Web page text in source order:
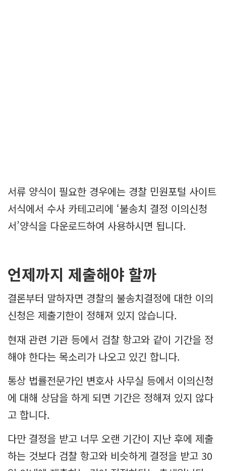
서류 양식이 필요한 경우에는 경찰 민원포털 사이트
서식에서 수사 카테고리에 ‘불송치 결정 이의신청
서’양식을 다운로드하여 사용하시면 됩니다.
언제까지 제출해야 할까
결론부터 말하자면 경찰의 불송치결정에 대한 이의
신청은 제출기한이 정해져 있지 않습니다.
현재 관련 기관 등에서 검찰 항고와 같이 기간을 정
해야 한다는 목소리가 나오고 있긴 합니다.
통상 법률전문가인 변호사 사무실 등에서 이의신청
에 대해 상담을 하게 되면 기간은 정해져 있지 않다
고 합니다.
다만 결정을 받고 너무 오랜 기간이 지난 후에 제출
하는 것보다 검찰 항고와 비슷하게 결정을 받고 30